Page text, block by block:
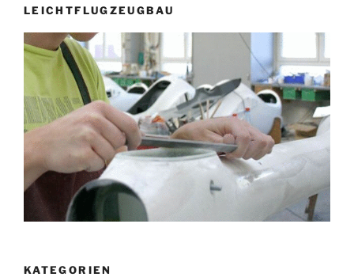
LEICHTFLUGZEUGBAU
KATEGORIEN